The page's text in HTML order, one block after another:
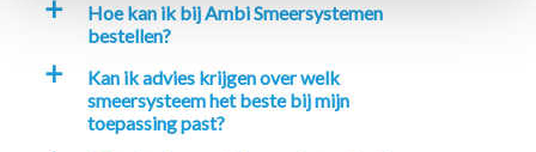
a
Hoe kan ik bij Ambi Smeersystemen
bestellen?
a
Kan ik advies krijgen over welk
smeersysteem het beste bij mijn
toepassing past?